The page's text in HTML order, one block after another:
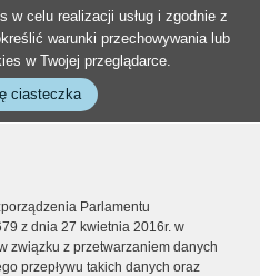
w celu realizacji usług i zgodnie z
warunki przechowywania lub
w Twojej przeglądarce.
ciasteczka
Parlamentu
z dnia 27 kwietnia 2016r. w
związku z przetwarzaniem danych
przepływu takich danych oraz